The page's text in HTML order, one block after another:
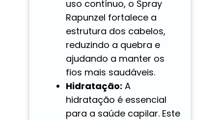
uso contínuo, o Spray
Rapunzel fortalece a
estrutura dos cabelos,
reduzindo a quebra e
ajudando a manter os
fios mais saudáveis.
Hidratação: A
hidratação é essencial
para a saúde capilar. Este